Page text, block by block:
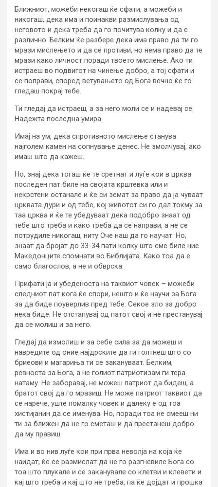
Ближниот, можеби некогаш ќе сфати, а можеби и
никогаш, дека има и поинакви размислувања од
неговото и дека треба да го почитува колку и да е
различно. Белким ќе разбере дека има право да ти го
мрази мислењето и да се противи, но нема право да те
мрази како личност поради твоето мислење. Ако ти
истраеш во подвигот на чинење добро, а тој сфати и
се поправи, според ветувањето од Бога вечно ќе го
гледаш покрај тебе.
Ти гледај да истраеш, а за него моли се и надевај се.
Надежта последна умира.
Имај на ум, дека спротивното мислење станува
најголем камен на сопнување денес. Не змолчувај, ако
имаш што да кажеш.
Но, знај дека тогаш ќе те сретнат и луѓе кои в црква
последен пат биле на својата крштевка или и
некрстени останале и ќе си земат за право да ја чуваат
црквата дури и од тебе, кој животот си го дал токму за
таа црква и ќе те убедуваат дека подобро знаат од
тебе што треба и како треба да се направи, а не се
потрудиле никогаш, ниту Оче наш да го научат. Но,
знаат да бројат до 33-34 пати колку што сме биле ние
Македонците спомнати во Библијата. Како тоа да е
само благослов, а не и обврска.
Прифати ја и убеденоста на таквиот човек – можеби
следниот пат кога ќе спори, нешто и ќе научи за Бога
за да биде поуверлив пред тебе. Секое зло за добро
нека биде. Не отстапувај од патот свој и не престанувај
да се молиш и за него.
Гледај да измолиш и за себе сила за да можеш и
навредите од оние најдрските да ги голтнеш што со
бриеови и магариња ти се закануваат. Белким,
ревноста за Бога, а не голиот патриотизам ги тера
натаму. Не заборавај, не можеш патриот да бидеш, а
братот свој да го мразиш. Не може патриот таквиот да
се нарече, уште помалку човек и далеку е од тоа
хистијанин да се именува. Но, поради тоа не смееш ни
ти за ближен да не го сметаш и да престанеш добро
да му правиш.
Има и во нив луѓе кои при прва неволја на која ќе
наидат, ќе се размислат да не го разгневиле Бога со
тоа што плукале и се заканувале со клетви и клевети и
кај што треба и кај што не треба, па ќе дојдат и прошка